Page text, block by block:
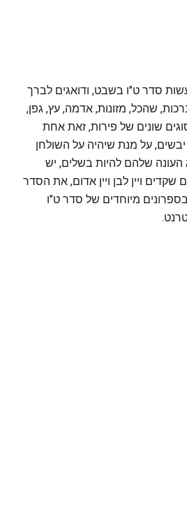
סדר ט"ו בשבט, ודואגים לברך
שהכל, מזונות, אדמה, עץ, גפן,
לדאוג שיהיה 30 סוגים שונים של פירות, זאת אחת
על מנת שיהיה על השולחן
העונה שלהם להיות בשלים, יש
שקדים ויין לבן ויין אדום, את הסדר
מיוחדים של סדר ט"ו